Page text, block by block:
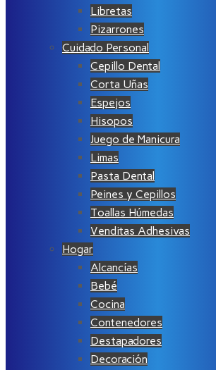
Libretas
Pizarrones
Cuidado Personal
Cepillo Dental
Corta Uñas
Espejos
Hisopos
Juego de Manicura
Limas
Pasta Dental
Peines y Cepillos
Toallas Húmedas
Venditas Adhesivas
Hogar
Alcancías
Bebé
Cocina
Contenedores
Destapadores
Decoración